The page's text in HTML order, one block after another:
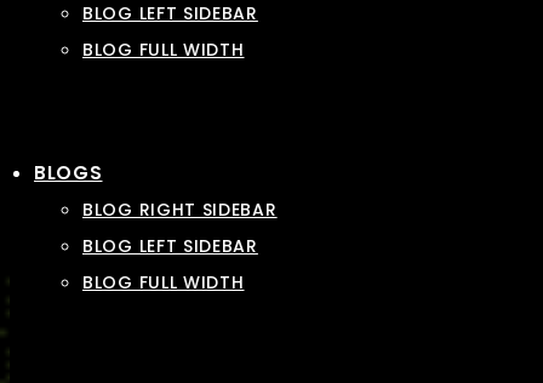
BLOG LEFT SIDEBAR
BLOG FULL WIDTH
BLOGS
BLOG RIGHT SIDEBAR
BLOG LEFT SIDEBAR
BLOG FULL WIDTH